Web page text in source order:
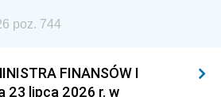
poz. 744
FINANSÓW I
23 lipca 2026 r. w